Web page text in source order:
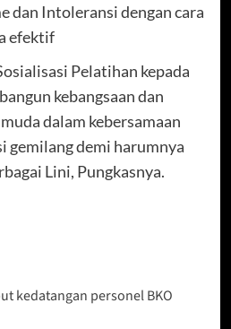
dan Intoleransi dengan cara
efektif
Pelatihan kepada
kebangsaan dan
dalam kebersamaan
gemilang demi harumnya
Lini, Pungkasnya.
kedatangan personel BKO